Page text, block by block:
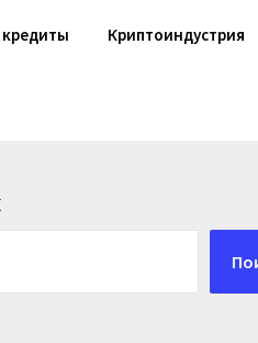
Криптоиндустрия